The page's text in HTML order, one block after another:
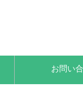
お問い